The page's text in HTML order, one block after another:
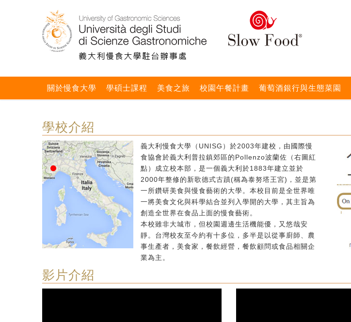
關於慢食大學 學碩士課程 美食之旅 校園午餐計畫 葡萄酒銀行與生態菜園
學校介紹
義大利慢食大學（UNISG）於2003年建校，由國際慢
食協會於義大利普拉鎮郊區的Pollenzo波蘭佐（右圖紅
點）成立校本部，是一個義大利於1883年建立並於
2000年整修的新歌德式古蹟(稱為泰努塔王宮)，並是第
一所鑽研美食與慢食藝術的大學。本校目前是全世界唯
一將美食文化與科學結合並列入學開的大學，其主旨為
創造全世界在食品上面的慢食藝術。
本校雖非大城市，但校園週邊生活機能優，又悠哉安
靜。台灣校友至今約有十多位，多半是以從事廚師、農
事生產者，美食家，餐飲經營，餐飲顧問或食品相關企
業為主。
影片介紹